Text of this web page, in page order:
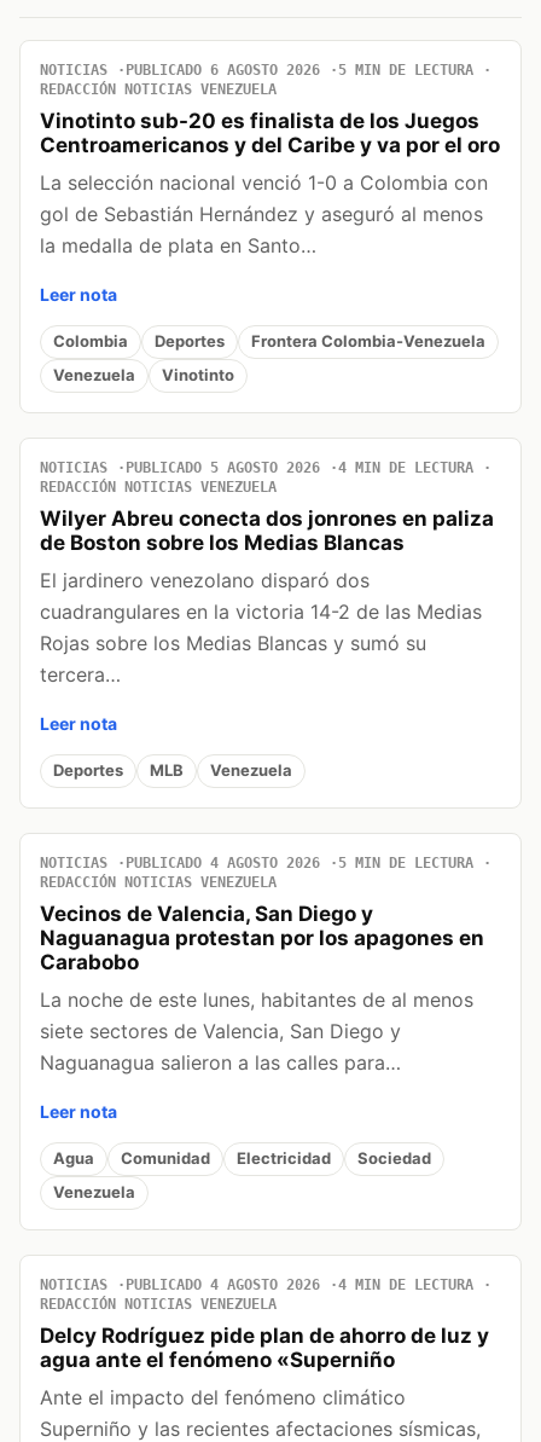
NOTICIAS PUBLICADO 6 AGOSTO 2026
5 MIN DE LECTURA
REDACCIÓN NOTICIAS VENEZUELA
Vinotinto sub-20 es finalista de los Juegos
Centroamericanos y del Caribe y va por el oro
La selección nacional venció 1-0 a Colombia con
gol de Sebastián Hernández y aseguró al menos
la medalla de plata en Santo…
Leer nota
Colombia Deportes
Frontera Colombia-Venezuela
Venezuela
Vinotinto
NOTICIAS PUBLICADO 5 AGOSTO 2026
4 MIN DE LECTURA
REDACCIÓN NOTICIAS VENEZUELA
Wilyer Abreu conecta dos jonrones en paliza
de Boston sobre los Medias Blancas
El jardinero venezolano disparó dos
cuadrangulares en la victoria 14-2 de las Medias
Rojas sobre los Medias Blancas y sumó su
tercera…
Leer nota
Deportes MLB Venezuela
NOTICIAS PUBLICADO 4 AGOSTO 2026
5 MIN DE LECTURA
REDACCIÓN NOTICIAS VENEZUELA
Vecinos de Valencia, San Diego y
Naguanagua protestan por los apagones en
Carabobo
La noche de este lunes, habitantes de al menos
siete sectores de Valencia, San Diego y
Naguanagua salieron a las calles para…
Leer nota
Agua Comunidad Electricidad
Sociedad
Venezuela
NOTICIAS PUBLICADO 4 AGOSTO 2026
4 MIN DE LECTURA
REDACCIÓN NOTICIAS VENEZUELA
Delcy Rodríguez pide plan de ahorro de luz y
agua ante el fenómeno «Superniño
Ante el impacto del fenómeno climático
Superniño y las recientes afectaciones sísmicas,